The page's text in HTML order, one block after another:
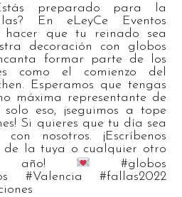
preparado para la
En eLeyCe Eventos
hacer que tu reinado sea
decoración con globos
formar parte de los
como el comienzo del
Esperamos que tengas
máxima representante de
eso, ¡seguimos a tope
Si quieres que tu día sea
nosotros. ¡Escríbenos
la tuya o cualquier otro
año!
#globos
#Valencia #fallas2022